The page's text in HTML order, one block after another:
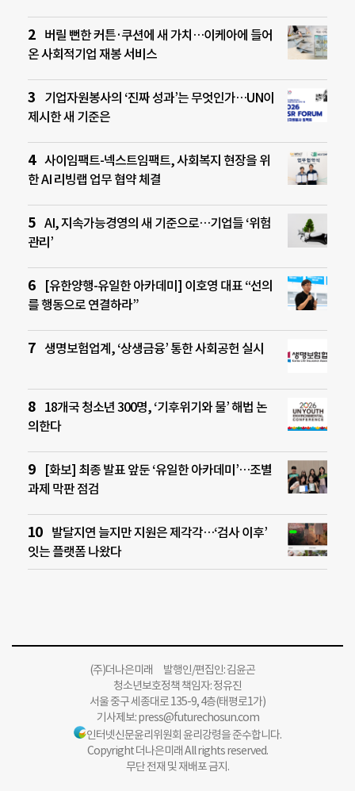
버릴 뻔한 커튼·쿠션에 새 가치…이케아에 들어
온 사회적기업 재봉 서비스
기업자원봉사의 ‘진짜 성과’는 무엇인가…UN이
제시한 새 기준은
사이임팩트-넥스트임팩트, 사회복지 현장을 위
한 AI 리빙랩 업무 협약 체결
AI, 지속가능경영의 새 기준으로…기업들 ‘위험
관리’
[유한양행-유일한 아카데미] 이호영 대표 “선의
를 행동으로 연결하라”
생명보험업계, ‘상생금융’ 통한 사회공헌 실시
18개국 청소년 300명, ‘기후위기와 물’ 해법 논
의한다
[화보] 최종 발표 앞둔 ‘유일한 아카데미’…조별
과제 막판 점검
발달지연 늘지만 지원은 제각각…‘검사 이후’
잇는 플랫폼 나왔다
(주)더나은미래 발행인/편집인: 김윤곤
청소년보호정책 책임자: 정유진
서울 중구 세종대로 135-9, 4층(태평로1가)
기사제보:press@futurechosun.com
인터넷신문윤리위원회 윤리강령을 준수합니다.
Copyright 더나은미래 All rights reserved.
무단 전재 및 재배포 금지.